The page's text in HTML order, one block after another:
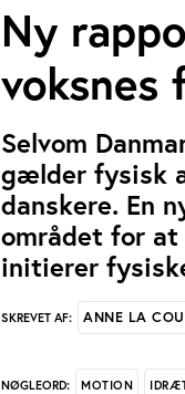
Ny
Selvom
gælder fysisk
danskere. En
området for at
initierer
SKREVET AF: ANNE LA
NØGLEORD: MOTION